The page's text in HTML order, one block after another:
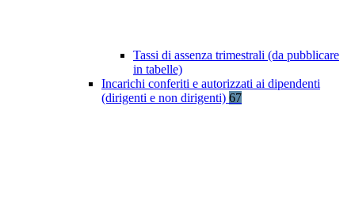
Tassi di assenza trimestrali (da pubblicare
in tabelle)
Incarichi conferiti e autorizzati ai dipendenti
(dirigenti e non dirigenti) 67